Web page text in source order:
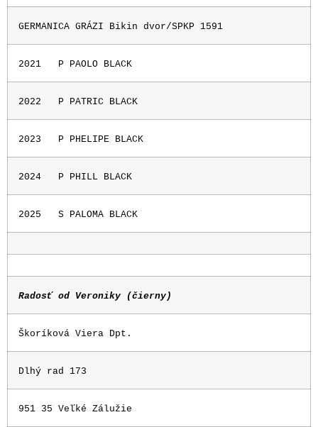
GERMANICA GRÁZI Bikin dvor/SPKP 1591
2021 P PAOLO BLACK
2022 P PATRIC BLACK
2023 P PHELIPE BLACK
2024 P PHILL BLACK
2025 S PALOMA BLACK
Radosť od Veroniky (čierny)
Škoríková Viera Dpt.
Dlhý rad 173
951 35 Veľké Zálužie